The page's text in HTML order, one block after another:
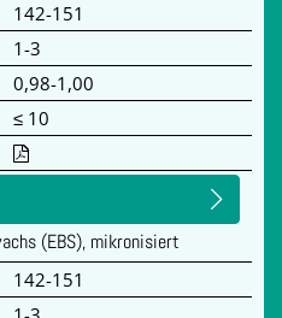
142-151
1-3
0,98-1,00
≤ 10
(EBS), mikronisiert
142-151